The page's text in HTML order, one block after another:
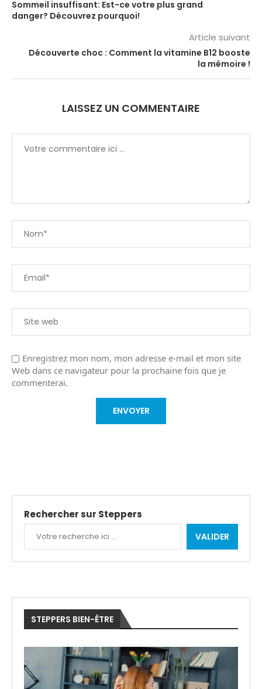
Sommeil insuffisant: Est-ce votre plus grand
danger? Découvrez pourquoi!
Article suivant
Découverte choc : Comment la vitamine B12 booste
la mémoire !
LAISSEZ UN COMMENTAIRE
Enregistrez mon nom, mon adresse e-mail et mon site
Web dans ce navigateur pour la prochaine fois que je
commenterai.
Rechercher sur Steppers
VALIDER
STEPPERS BIEN-ÊTRE